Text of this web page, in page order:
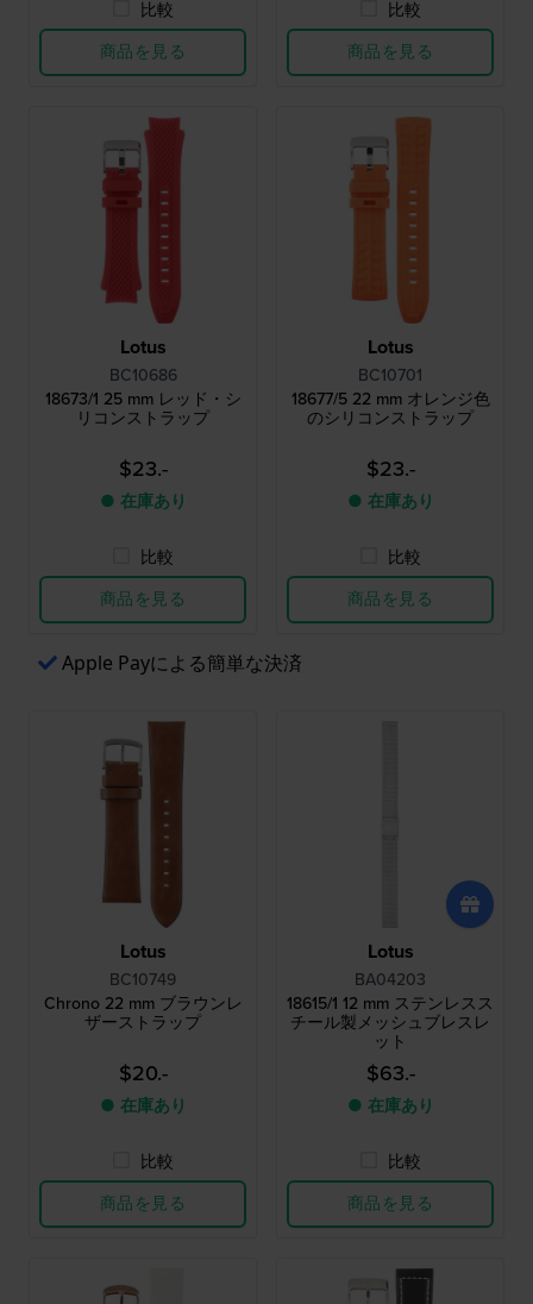
比較
商品を見る
比較
商品を見る
Lotus
BC10686
18673/1 25 mm レッド・シ
リコンストラップ
$23.-
● 在庫あり
比較
商品を見る
Lotus
BC10701
18677/5 22 mm オレンジ色
のシリコンストラップ
$23.-
● 在庫あり
比較
商品を見る
Apple Payによる簡単な決済
Lotus
BC10749
Chrono 22 mm ブラウンレ
ザーストラップ
$20.-
● 在庫あり
比較
商品を見る
Lotus
BA04203
18615/1 12 mm ステンレスス
チール製メッシュブレスレ
ット
$63.-
● 在庫あり
比較
商品を見る